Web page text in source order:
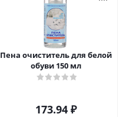
Пена очиститель для белой
обуви 150 мл
173.94 ₽